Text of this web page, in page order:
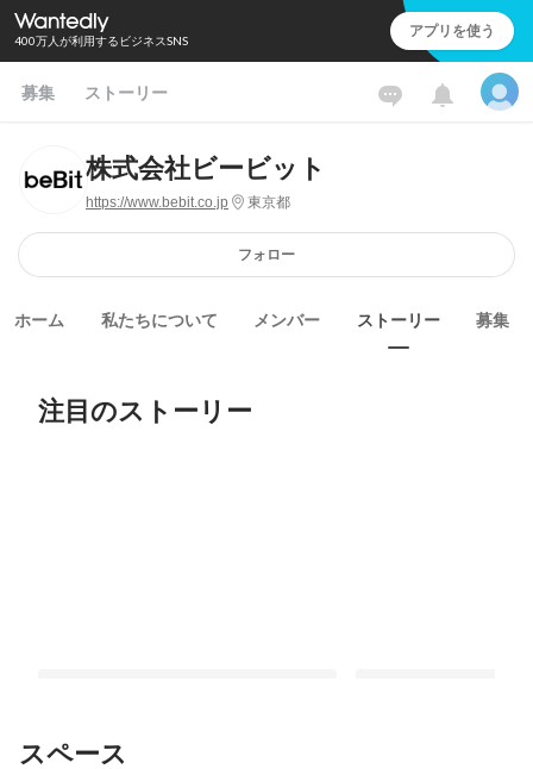
400万人が利用するビジネスSNS アプリを使う
募集 ストーリー
株式会社ビービット
https://www.bebit.co.jp 東京都
フォロー
ホーム 私たちについて メンバー ストーリー 募集
注目のストーリー
スペース